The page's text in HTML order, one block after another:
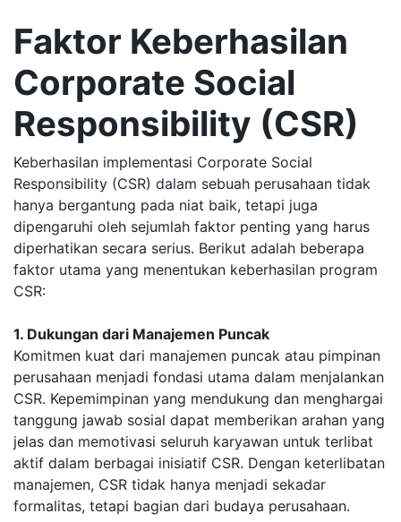
Faktor Keberhasilan
Corporate Social
Responsibility (CSR)
Keberhasilan implementasi Corporate Social
Responsibility (CSR) dalam sebuah perusahaan tidak
hanya bergantung pada niat baik, tetapi juga
dipengaruhi oleh sejumlah faktor penting yang harus
diperhatikan secara serius. Berikut adalah beberapa
faktor utama yang menentukan keberhasilan program
CSR:
1. Dukungan dari Manajemen Puncak
Komitmen kuat dari manajemen puncak atau pimpinan
perusahaan menjadi fondasi utama dalam menjalankan
CSR. Kepemimpinan yang mendukung dan menghargai
tanggung jawab sosial dapat memberikan arahan yang
jelas dan memotivasi seluruh karyawan untuk terlibat
aktif dalam berbagai inisiatif CSR. Dengan keterlibatan
manajemen, CSR tidak hanya menjadi sekadar
formalitas, tetapi bagian dari budaya perusahaan.